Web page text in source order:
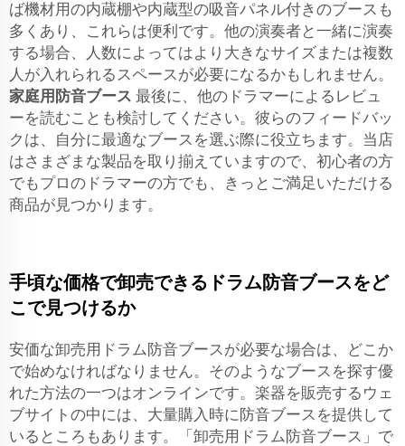
ば機材用の内蔵棚や内蔵型の吸音パネル付きのブースも
多くあり、これらは便利です。他の演奏者と一緒に演奏
する場合、人数によってはより大きなサイズまたは複数
人が入れられるスペースが必要になるかもしれません。
家庭用防音ブース 最後に、他のドラマーによるレビュ
ーを読むことも検討してください。彼らのフィードバッ
クは、自分に最適なブースを選ぶ際に役立ちます。当店
はさまざまな製品を取り揃えていますので、初心者の方
でもプロのドラマーの方でも、きっとご満足いただける
商品が見つかります。
手頃な価格で卸売できるドラム防音ブースをど
こで見つけるか
安価な卸売用ドラム防音ブースが必要な場合は、どこか
で始めなければなりません。そのようなブースを探す優
れた方法の一つはオンラインです。楽器を販売するウェ
ブサイトの中には、大量購入時に防音ブースを提供して
いるところもあります。「卸売用ドラム防音ブース」で